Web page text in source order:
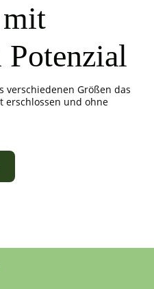
mit
Potenzial
verschiedenen Größen das
erschlossen und ohne